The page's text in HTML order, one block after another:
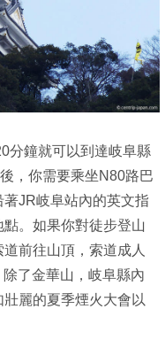
分鐘就可以到達岐阜縣
，你需要乘坐N80路巴
JR岐阜站內的英文指
。如果你對徒步登山
前往山頂，索道成人
了金華山，岐阜縣內
麗的夏季煙火大會以